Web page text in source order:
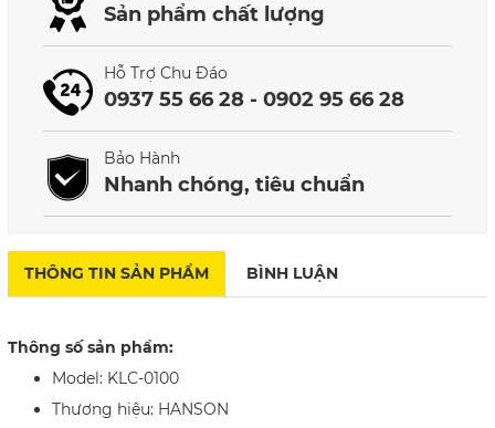
Sản phẩm chất lượng
Hỗ Trợ Chu Đáo
0937 55 66 28 - 0902 95 66 28
Bảo Hành
Nhanh chóng, tiêu chuẩn
THÔNG TIN SẢN PHẨM BÌNH LUẬN
Thông số sản phẩm:
Model: KLC-0100
Thương hiệu: HANSON